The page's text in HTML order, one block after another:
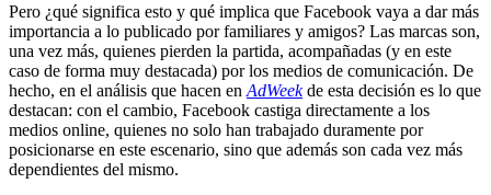
Pero ¿qué significa esto y qué implica que Facebook vaya a dar más
importancia a lo publicado por familiares y amigos? Las marcas son,
una vez más, quienes pierden la partida, acompañadas (y en este
caso de forma muy destacada) por los medios de comunicación. De
hecho, en el análisis que hacen en AdWeekde esta decisión es lo que
destacan: con el cambio, Facebook castiga directamente a los
medios online, quienes no solo han trabajado duramente por
posicionarse en este escenario, sino que además son cada vez más
dependientes del mismo.